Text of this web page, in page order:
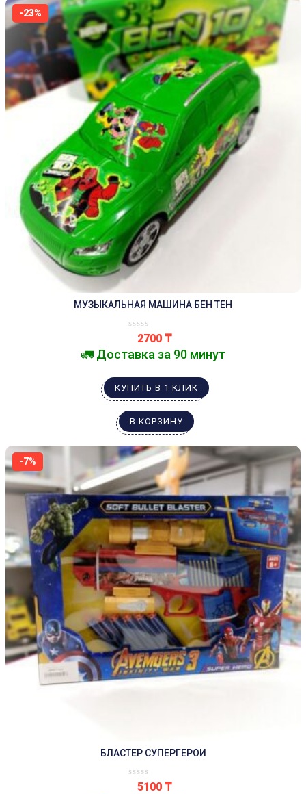
-23%
МУЗЫКАЛЬНАЯ МАШИНА БЕН ТЕН
2700 ₸
🚛 Доставка за 90 минут
КУПИТЬ В 1 КЛИК
В КОРЗИНУ
-7%
БЛАСТЕР СУПЕРГЕРОИ
5100 ₸